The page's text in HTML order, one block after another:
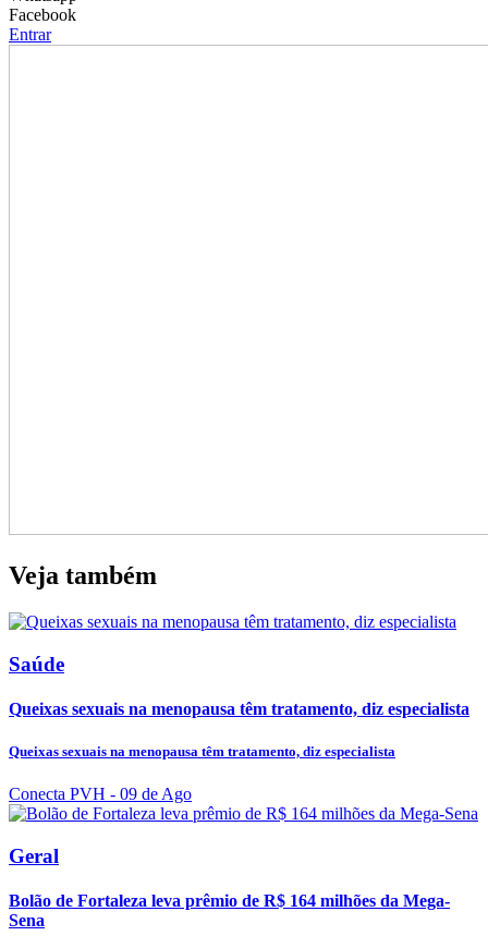
Facebook
Entrar
Veja também
Saúde
Queixas sexuais na menopausa têm tratamento, diz especialista
Queixas sexuais na menopausa têm tratamento, diz especialista
Conecta PVH - 09 de Ago
Geral
Bolão de Fortaleza leva prêmio de R$ 164 milhões da Mega-
Sena